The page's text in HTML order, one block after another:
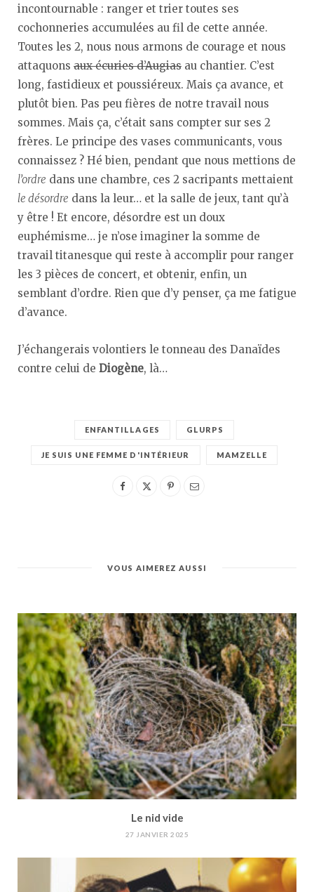
incontournable : ranger et trier toutes ses
cochonneries accumulées au fil de cette année.
Toutes les 2, nous nous armons de courage et nous
attaquons aux écuries d’Augias au chantier. C’est
long, fastidieux et poussiéreux. Mais ça avance, et
plutôt bien. Pas peu fières de notre travail nous
sommes. Mais ça, c’était sans compter sur ses 2
frères. Le principe des vases communicants, vous
connaissez ? Hé bien, pendant que nous mettions de
l’ordre dans une chambre, ces 2 sacripants mettaient
le désordre dans la leur… et la salle de jeux, tant qu’à
y être ! Et encore, désordre est un doux
euphémisme… je n’ose imaginer la somme de
travail titanesque qui reste à accomplir pour ranger
les 3 pièces de concert, et obtenir, enfin, un
semblant d’ordre. Rien que d’y penser, ça me fatigue
d’avance.
J’échangerais volontiers le tonneau des Danaïdes
contre celui de Diogène, là…
ENFANTILLAGES GLURPS
JE SUIS UNE FEMME D'INTÉRIEUR MAMZELLE
VOUS AIMEREZ AUSSI
Le nid vide
27 JANVIER 2025